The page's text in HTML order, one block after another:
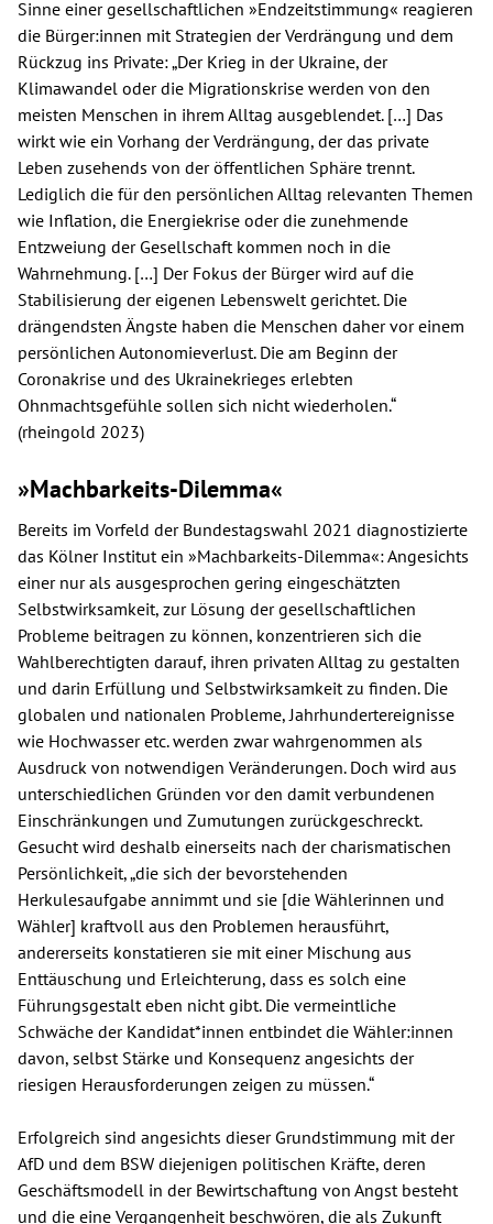
Sinne einer gesellschaftlichen »Endzeitstimmung« reagieren
die Bürger:innen mit Strategien der Verdrängung und dem
Rückzug ins Private: „Der Krieg in der Ukraine, der
Klimawandel oder die Migrationskrise werden von den
meisten Menschen in ihrem Alltag ausgeblendet. […] Das
wirkt wie ein Vorhang der Verdrängung, der das private
Leben zusehends von der öffentlichen Sphäre trennt.
Lediglich die für den persönlichen Alltag relevanten Themen
wie Inflation, die Energiekrise oder die zunehmende
Entzweiung der Gesellschaft kommen noch in die
Wahrnehmung. […] Der Fokus der Bürger wird auf die
Stabilisierung der eigenen Lebenswelt gerichtet. Die
drängendsten Ängste haben die Menschen daher vor einem
persönlichen Autonomieverlust. Die am Beginn der
Coronakrise und des Ukrainekrieges erlebten
Ohnmachtsgefühle sollen sich nicht wiederholen.“
(rheingold 2023)
»Machbarkeits-Dilemma«
Bereits im Vorfeld der Bundestagswahl 2021 diagnostizierte
das Kölner Institut ein »Machbarkeits-Dilemma«: Angesichts
einer nur als ausgesprochen gering eingeschätzten
Selbstwirksamkeit, zur Lösung der gesellschaftlichen
Probleme beitragen zu können, konzentrieren sich die
Wahlberechtigten darauf, ihren privaten Alltag zu gestalten
und darin Erfüllung und Selbstwirksamkeit zu finden. Die
globalen und nationalen Probleme, Jahrhundertereignisse
wie Hochwasser etc. werden zwar wahrgenommen als
Ausdruck von notwendigen Veränderungen. Doch wird aus
unterschiedlichen Gründen vor den damit verbundenen
Einschränkungen und Zumutungen zurückgeschreckt.
Gesucht wird deshalb einerseits nach der charismatischen
Persönlichkeit, „die sich der bevorstehenden
Herkulesaufgabe annimmt und sie [die Wählerinnen und
Wähler] kraftvoll aus den Problemen herausführt,
andererseits konstatieren sie mit einer Mischung aus
Enttäuschung und Erleichterung, dass es solch eine
Führungsgestalt eben nicht gibt. Die vermeintliche
Schwäche der Kandidat*innen entbindet die Wähler:innen
davon, selbst Stärke und Konsequenz angesichts der
riesigen Herausforderungen zeigen zu müssen.“
Erfolgreich sind angesichts dieser Grundstimmung mit der
AfD und dem BSW diejenigen politischen Kräfte, deren
Geschäftsmodell in der Bewirtschaftung von Angst besteht
und die eine Vergangenheit beschwören, die als Zukunft